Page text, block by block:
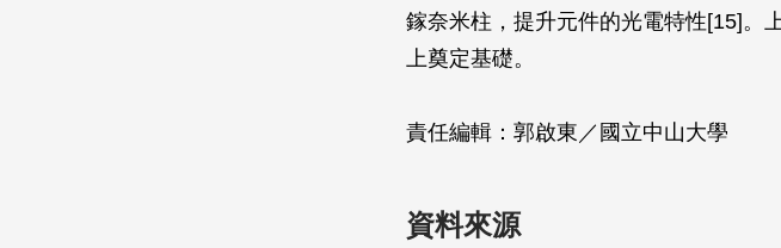
鎵奈米柱，提升元件的光電特性[15]。
上奠定基礎。
責任編輯：郭啟東／國立中山大學
資料來源